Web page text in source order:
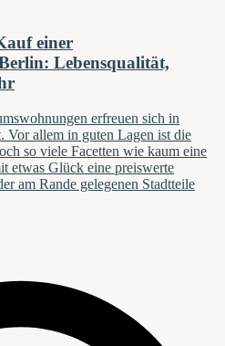
einer
Lebensqualität,
erfreuen sich in
Vor allem in guten Lagen ist die
so viele Facetten wie kaum eine
etwas Glück eine preiswerte
am Rande gelegenen Stadtteile